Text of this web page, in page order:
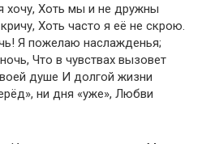
хочу, Хоть мы и не дружны
Хоть часто я её не скрою.
Я пожелаю наслажденья;
Что в чувствах вызовет
душе И долгой жизни
ни дня «уже», Любви